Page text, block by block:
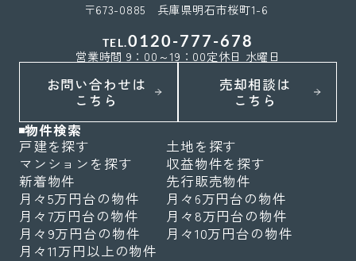
〒673-0885 兵庫県明石市桜町1-6
TEL.0120-777-678
営業時間 9：00～19：00定休日 水曜日
お問い合わせは
こちら
売却相談は
こちら
物件検索
戸建を探す
土地を探す
マンションを探す
収益物件を探す
新着物件
先行販売物件
月々5万円台の物件
月々6万円台の物件
月々7万円台の物件
月々8万円台の物件
月々9万円台の物件
月々10万円台の物件
月々11万円以上の物件